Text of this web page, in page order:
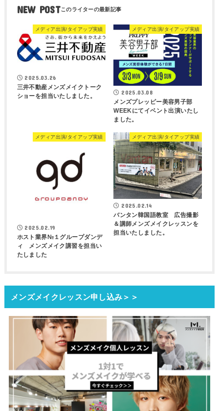
NEW POST
メディア出演/タイアップ実績
2025.03.26
三井不動産メンズメイクトーク
ショーを担当いたしました。
メディア出演/タイアップ実績
2025.03.08
メンズプレッピー美容男子部
WEEKにてイベント出演いたし
ました。
メディア出演/タイアップ実績
2025.02.19
ホスト業界№１グループダンデ
ィ メンズメイク講習を担当い
たしました
メディア出演/タイアップ実績
2025.02.14
バンタン韓国語教室 広告撮影
＆講師メンズメイクレッスンを
担当いたしました。
メンズメイクレッスン申し込み＞＞